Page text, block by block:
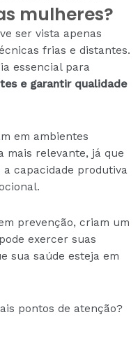
mulheres?
ser vista apenas
frias e distantes.
essencial para
e garantir qualidade
em ambientes
mais relevante, já que
capacidade produtiva
prevenção, criam um
exercer suas
sua saúde esteja em
pontos de atenção?